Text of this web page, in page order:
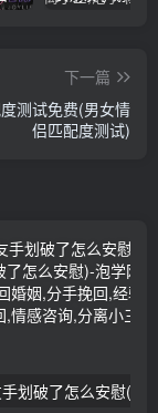
下一篇
测试免费(男女情
侣匹配度测试)